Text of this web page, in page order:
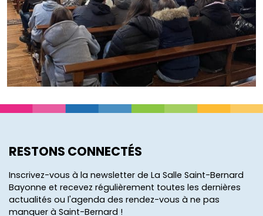
RESTONS CONNECTÉS
Inscrivez-vous à la newsletter de La Salle Saint-Bernard
Bayonne et recevez régulièrement toutes les dernières
actualités ou l'agenda des rendez-vous à ne pas
manquer à Saint-Bernard !